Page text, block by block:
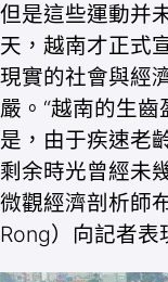
但是這些運動并
天，越南才正式
現實的社會與經
嚴。“越南的生
是，由于疾速老
剩余時光曾經未
微觀經濟剖析師
Rong）向記者表